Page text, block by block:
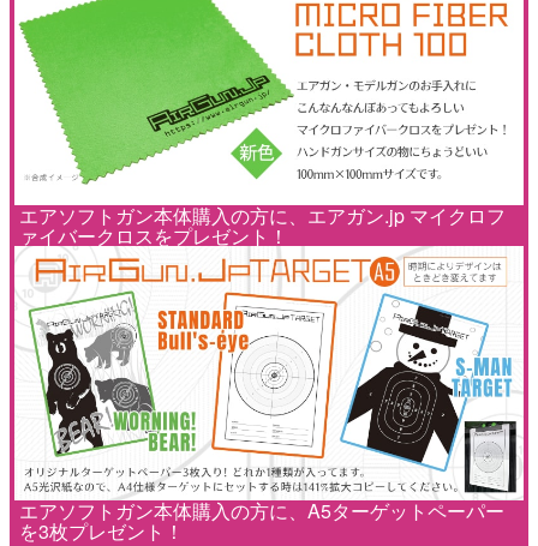
エアソフトガン本体購入の方に、エアガン.jp マイクロフ
ァイバークロスをプレゼント！
エアソフトガン本体購入の方に、A5ターゲットペーパー
を3枚プレゼント！